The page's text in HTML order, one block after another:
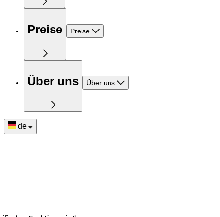
Preise Preise
Über uns Über uns
de